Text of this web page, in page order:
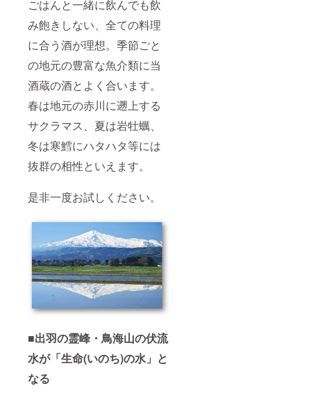
ごはんと一緒に飲んでも飲
み飽きしない、全ての料理
に合う酒が理想。季節ごと
の地元の豊富な魚介類に当
酒蔵の酒とよく合います。
春は地元の赤川に遡上する
サクラマス、夏は岩牡蠣、
冬は寒鱈にハタハタ等には
抜群の相性といえます。
是非一度お試しください。
■出羽の霊峰・鳥海山の伏流
水が「生命(いのち)の水」と
なる